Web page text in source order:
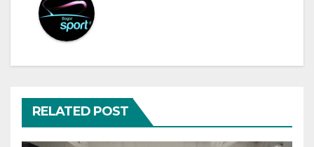
RELATED POST